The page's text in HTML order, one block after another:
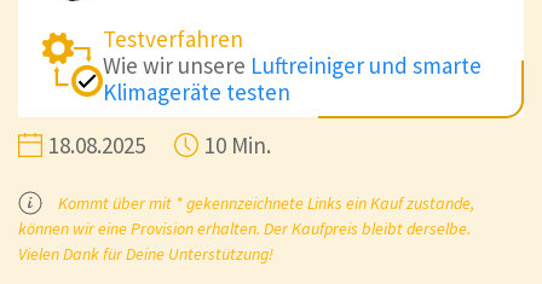
Testverfahren
Wie wir unsere Luftreiniger und smarte
Klimageräte testen
18.08.2025
10 Min.
Kommt über mit * gekennzeichnete Links ein Kauf zustande,
können wir eine Provision erhalten. Der Kaufpreis bleibt derselbe.
Vielen Dank für Deine Unterstützung!